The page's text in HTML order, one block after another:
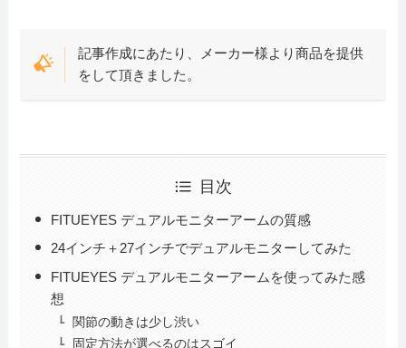
記事作成にあたり、メーカー様より商品を提供
をして頂きました。
目次
FITUEYES デュアルモニターアームの質感
24インチ＋27インチでデュアルモニターしてみた
FITUEYES デュアルモニターアームを使ってみた感
想
関節の動きは少し渋い
固定方法が選べるのはスゴイ